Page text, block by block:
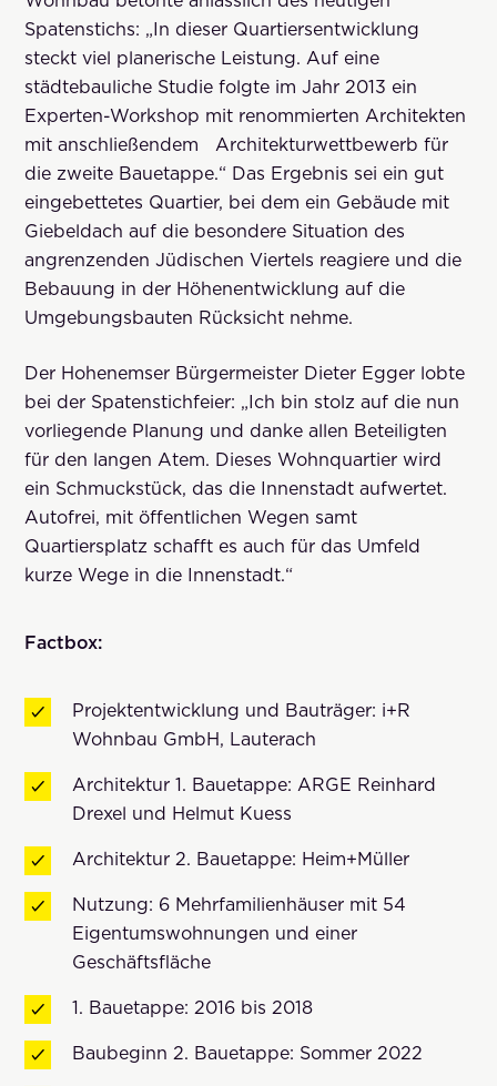
Spatenstichs: „In dieser Quartiersentwicklung
steckt viel planerische Leistung. Auf eine
städtebauliche Studie folgte im Jahr 2013 ein
Experten-Workshop mit renommierten Architekten
mit anschließendem Architekturwettbewerb für
die zweite Bauetappe.“ Das Ergebnis sei ein gut
eingebettetes Quartier, bei dem ein Gebäude mit
Giebeldach auf die besondere Situation des
angrenzenden Jüdischen Viertels reagiere und die
Bebauung in der Höhenentwicklung auf die
Umgebungsbauten Rücksicht nehme.
Der Hohenemser Bürgermeister Dieter Egger lobte
bei der Spatenstichfeier: „Ich bin stolz auf die nun
vorliegende Planung und danke allen Beteiligten
für den langen Atem. Dieses Wohnquartier wird
ein Schmuckstück, das die Innenstadt aufwertet.
Autofrei, mit öffentlichen Wegen samt
Quartiersplatz schafft es auch für das Umfeld
kurze Wege in die Innenstadt.“
Factbox:
Projektentwicklung und Bauträger: i+R
Wohnbau GmbH, Lauterach
Architektur 1. Bauetappe: ARGE Reinhard
Drexel und Helmut Kuess
Architektur 2. Bauetappe: Heim+Müller
Nutzung: 6 Mehrfamilienhäuser mit 54
Eigentumswohnungen und einer
Geschäftsfläche
1. Bauetappe: 2016 bis 2018
Baubeginn 2. Bauetappe: Sommer 2022